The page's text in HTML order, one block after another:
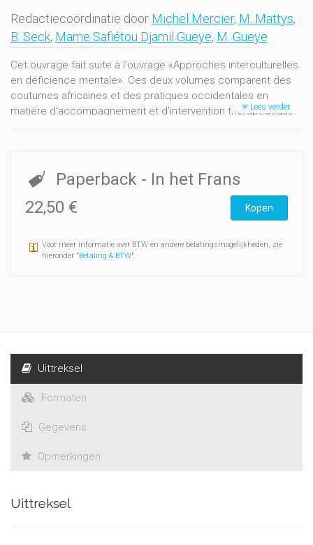
Redactiecoördinatie door Michel Mercier, M. Mattys,
B. Seck, Mame Safiétou Djamil Gueye, M. Gueye
Cet ouvrage fait suite à l'ouvrage «Approches interculturelles
en déficience mentale». Ces deux volumes comparent des
coutumes africaines et des pratiques occidentales en
matière d'accompagnement et d'intervention thérapeutique
malade; des usages auxquels ont recours des guérisseurs
(tradipraticiens) sont décrits ainsi que des pratiques issues
ou influencées par la culture occidentale.
Lees verder
Paperback - In het Frans
22,50 €
Kopen
Voor meer informatie over BTW en andere belatingsmogelijkheden, zie
hieronder "Betaling & BTW".
Uittreksel
Formaten
Gegevens
Opmerkingen
Uittreksel